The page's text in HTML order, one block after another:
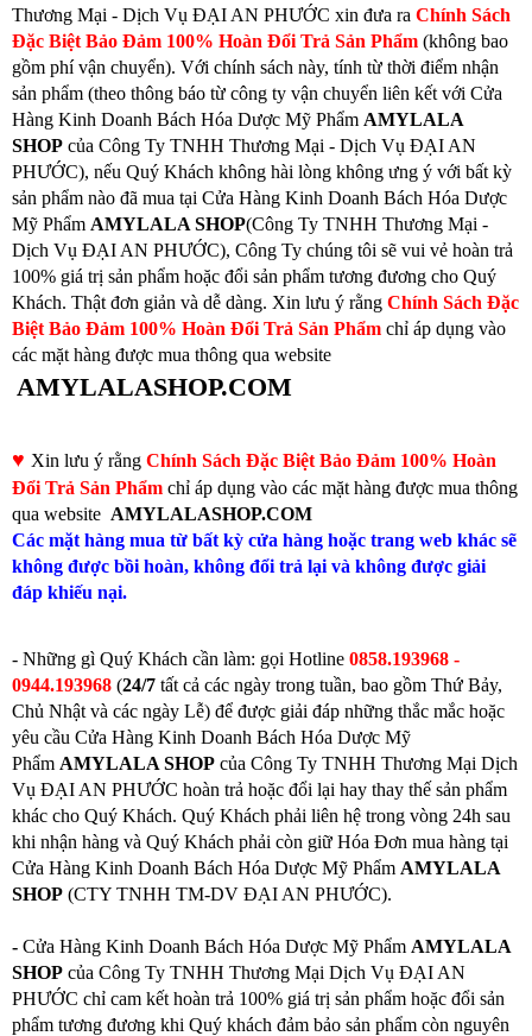
Thương Mại - Dịch Vụ ĐẠI AN PHƯỚC xin đưa ra Chính Sách
Đặc Biệt Bảo Đảm 100% Hoàn Đổi Trả Sản Phẩm (không bao
gồm phí vận chuyển). Với chính sách này, tính từ thời điểm nhận
sản phẩm (theo thông báo từ công ty vận chuyển liên kết với Cửa
Hàng Kinh Doanh Bách Hóa Dược Mỹ Phẩm AMYLALA
SHOP của Công Ty TNHH Thương Mại - Dịch Vụ ĐẠI AN
PHƯỚC), nếu Quý Khách không hài lòng không ưng ý với bất kỳ
sản phẩm nào đã mua tại Cửa Hàng Kinh Doanh Bách Hóa Dược
Mỹ Phẩm AMYLALA SHOP(Công Ty TNHH Thương Mại -
Dịch Vụ ĐẠI AN PHƯỚC), Công Ty chúng tôi sẽ vui vẻ hoàn trả
100% giá trị sản phẩm hoặc đổi sản phẩm tương đương cho Quý
Khách. Thật đơn giản và dễ dàng. Xin lưu ý rằng Chính Sách Đặc
Biệt Bảo Đảm 100% Hoàn Đổi Trả Sản Phẩm chỉ áp dụng vào
các mặt hàng được mua thông qua website
AMYLALASHOP.COM
♥ Xin lưu ý rằng Chính Sách Đặc Biệt Bảo Đảm 100% Hoàn
Đổi Trả Sản Phẩm chỉ áp dụng vào các mặt hàng được mua thông
qua website AMYLALASHOP.COM
Các mặt hàng mua từ bất kỳ cửa hàng hoặc trang web khác sẽ
không được bồi hoàn, không đổi trả lại và không được giải
đáp khiếu nại.
- Những gì Quý Khách cần làm: gọi Hotline 0858.193968 -
0944.193968 (24/7 tất cả các ngày trong tuần, bao gồm Thứ Bảy,
Chủ Nhật và các ngày Lễ) để được giải đáp những thắc mắc hoặc
yêu cầu Cửa Hàng Kinh Doanh Bách Hóa Dược Mỹ
Phẩm AMYLALA SHOP của Công Ty TNHH Thương Mại Dịch
Vụ ĐẠI AN PHƯỚC hoàn trả hoặc đổi lại hay thay thế sản phẩm
khác cho Quý Khách. Quý Khách phải liên hệ trong vòng 24h sau
khi nhận hàng và Quý Khách phải còn giữ Hóa Đơn mua hàng tại
Cửa Hàng Kinh Doanh Bách Hóa Dược Mỹ Phẩm AMYLALA
SHOP (CTY TNHH TM-DV ĐẠI AN PHƯỚC).
- Cửa Hàng Kinh Doanh Bách Hóa Dược Mỹ Phẩm AMYLALA
SHOP của Công Ty TNHH Thương Mại Dịch Vụ ĐẠI AN
PHƯỚC chỉ cam kết hoàn trả 100% giá trị sản phẩm hoặc đổi sản
phẩm tương đương khi Quý khách đảm bảo sản phẩm còn nguyên